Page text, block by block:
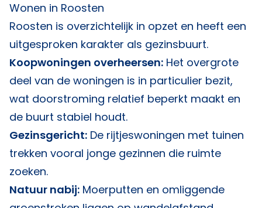
Wonen in Roosten
Roosten is overzichtelijk in opzet en heeft een
uitgesproken karakter als gezinsbuurt.
Koopwoningen overheersen: Het overgrote
deel van de woningen is in particulier bezit,
wat doorstroming relatief beperkt maakt en
de buurt stabiel houdt.
Gezinsgericht: De rijtjeswoningen met tuinen
trekken vooral jonge gezinnen die ruimte
zoeken.
Natuur nabij: Moerputten en omliggende